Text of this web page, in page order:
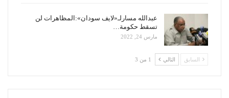
عبدالله مسارلـ«لايف سودان»:المظاهرات لن
تسقط حكومة…
مارس 24, 2022
السابق التالي 1 من 3